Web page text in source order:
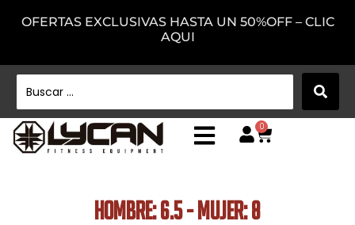
OFERTAS EXCLUSIVAS HASTA UN 50%OFF – CLIC
AQUI
0
HOMBRE: 6.5 - MUJER: 8